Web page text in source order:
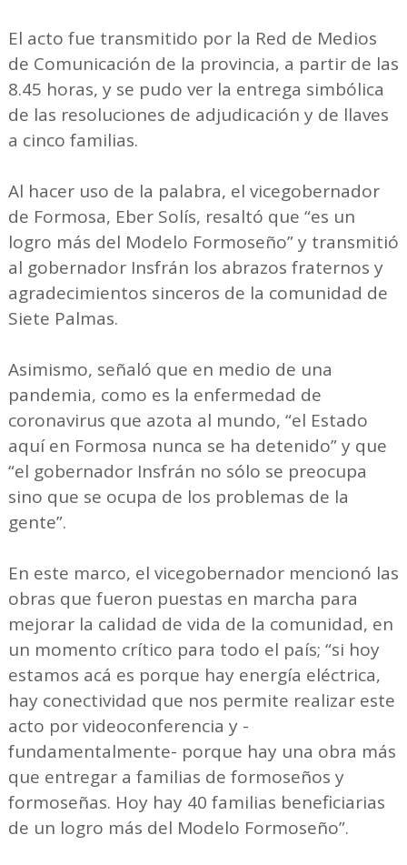
El acto fue transmitido por la Red de Medios
de Comunicación de la provincia, a partir de las
8.45 horas, y se pudo ver la entrega simbólica
de las resoluciones de adjudicación y de llaves
a cinco familias.
Al hacer uso de la palabra, el vicegobernador
de Formosa, Eber Solís, resaltó que “es un
logro más del Modelo Formoseño” y transmitió
al gobernador Insfrán los abrazos fraternos y
agradecimientos sinceros de la comunidad de
Siete Palmas.
Asimismo, señaló que en medio de una
pandemia, como es la enfermedad de
coronavirus que azota al mundo, “el Estado
aquí en Formosa nunca se ha detenido” y que
“el gobernador Insfrán no sólo se preocupa
sino que se ocupa de los problemas de la
gente”.
En este marco, el vicegobernador mencionó las
obras que fueron puestas en marcha para
mejorar la calidad de vida de la comunidad, en
un momento crítico para todo el país; “si hoy
estamos acá es porque hay energía eléctrica,
hay conectividad que nos permite realizar este
acto por videoconferencia y -
fundamentalmente- porque hay una obra más
que entregar a familias de formoseños y
formoseñas. Hoy hay 40 familias beneficiarias
de un logro más del Modelo Formoseño”.